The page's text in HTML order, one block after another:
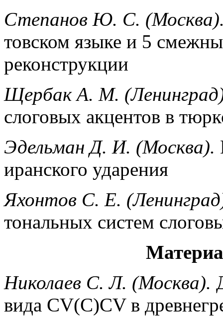
Степанов Ю. C.
товском языке и 5
реконструкции
Щербак A. M.
слоговых акцентов в
Эдельман Д. И. (Москва).
иранского ударения
Яхонтов С. Е.
тональных систем
Николаев С. Л. (Москва).
вида CV(C)CV в